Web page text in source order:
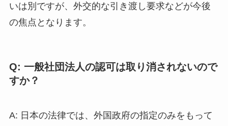
いは別ですが、外交的な引き渡し要求などが今後
の焦点となります。
Q: 一般社団法人の認可は取り消されないので
すか？
A: 日本の法律では、外国政府の指定のみをもって